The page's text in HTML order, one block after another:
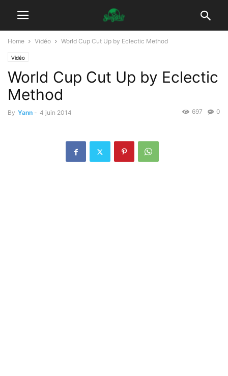
Home Vidéo World Cup Cut Up by Eclectic Method
Vidéo
World Cup Cut Up by Eclectic
Method
By Yann - 4 juin 2014 0
697